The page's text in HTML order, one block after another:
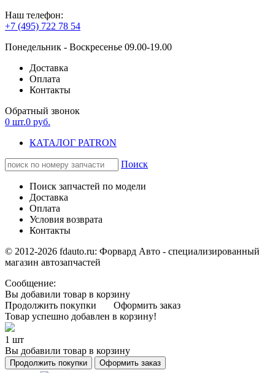
Наш телефон:
+7 (495) 722 78 54
Понедельник - Воскресенье 09.00-19.00
Доставка
Оплата
Контакты
Обратный звонок
0 шт.0 руб.
КАТАЛОГ PATRON
Поиск
Поиск запчастей по модели
Доставка
Оплата
Условия возврата
Контакты
© 2012-2026 fdauto.ru: Форвард Авто - специализированный
магазин автозапчастей
Сообщение:
Вы добавили товар в корзину
Продолжить покупки
Оформить заказ
Товар успешно добавлен в корзину!
1 шт
Вы добавили товар в корзину
Продолжить покупки Оформить заказ